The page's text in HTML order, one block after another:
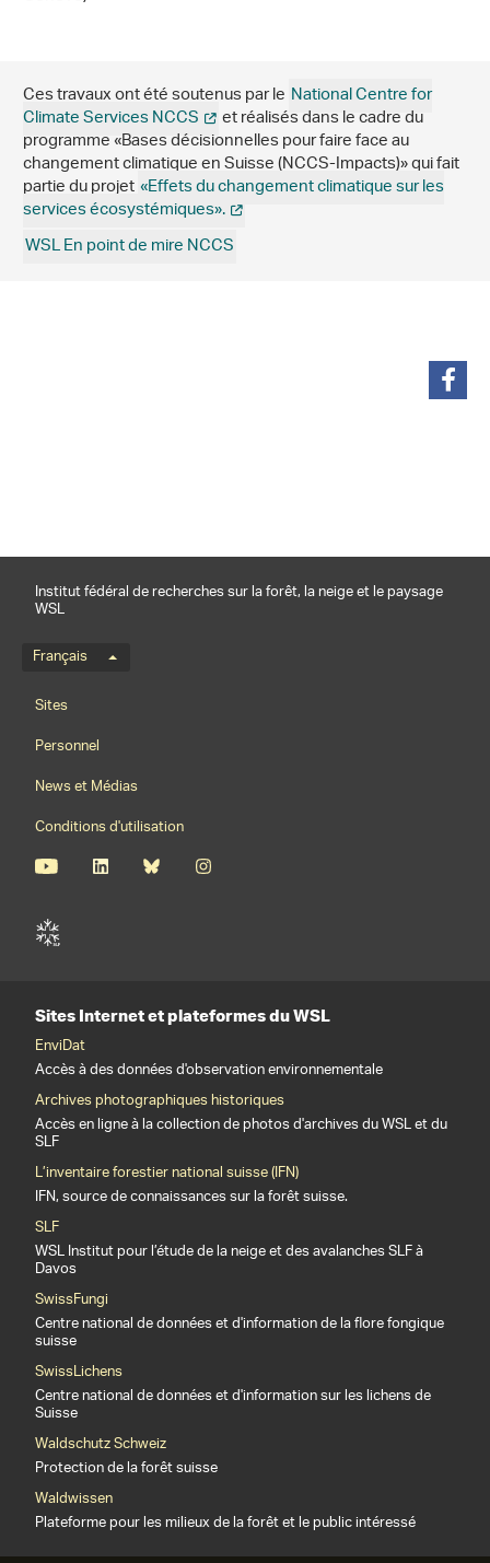
Ces travaux ont été soutenus par le National Centre for
Climate Services NCCS et réalisés dans le cadre du
programme «Bases décisionnelles pour faire face au
changement climatique en Suisse (NCCS-Impacts)» qui fait
partie du projet«Effets du changement climatique sur les
services écosystémiques».
WSL En point de mire NCCS
Institut fédéral de recherches sur la forêt, la neige et le paysage
WSL
Menu de langue
Français
Footernavigation
Sites
Personnel
News et Médias
Conditions d'utilisation
Sites Internet et plateformes du WSL
EnviDat
Accès à des données d'observation environnementale
Archives photographiques historiques
Accès en ligne à la collection de photos d'archives du WSL et du
SLF
L’inventaire forestier national suisse (IFN)
IFN, source de connaissances sur la forêt suisse.
SLF
WSL Institut pour l’étude de la neige et des avalanches SLF à
Davos
SwissFungi
Centre national de données et d'information de la flore fongique
suisse
SwissLichens
Centre national de données et d'information sur les lichens de
Suisse
Waldschutz Schweiz
Protection de la forêt suisse
Waldwissen
Plateforme pour les milieux de la forêt et le public intéressé